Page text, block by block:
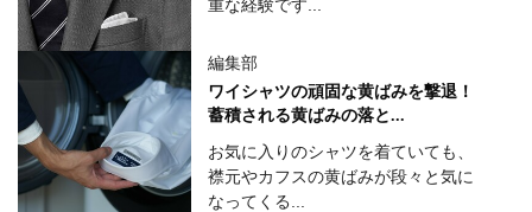
重な経験です...
編集部
ワイシャツの頑固な黄ばみを撃退！
蓄積される黄ばみの落と...
お気に入りのシャツを着ていても、
襟元やカフスの黄ばみが段々と気に
なってくる...